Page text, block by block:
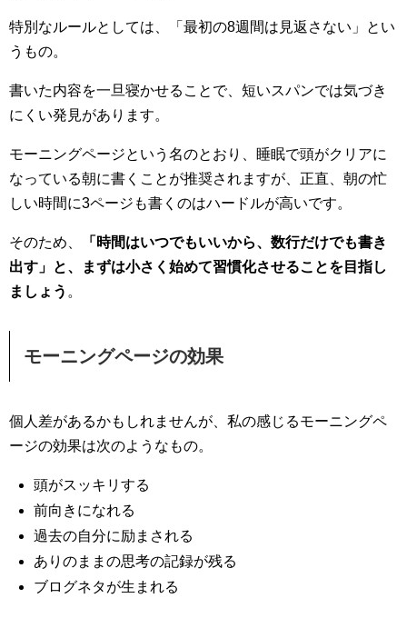
特別なルールとしては、「最初の8週間は見返さない」とい
うもの。
書いた内容を一旦寝かせることで、短いスパンでは気づき
にくい発見があります。
モーニングページという名のとおり、睡眠で頭がクリアに
なっている朝に書くことが推奨されますが、正直、朝の忙
しい時間に3ページも書くのはハードルが高いです。
そのため、
「時間はいつでもいいから、数行だけでも書き
出す」と、まずは小さく始めて習慣化させることを目指し
ましょう 。
モーニングページの効果
個人差があるかもしれませんが、私の感じるモーニングペ
ージの効果は次のようなもの。
頭がスッキリする
前向きになれる
過去の自分に励まされる
ありのままの思考の記録が残る
ブログネタが生まれる